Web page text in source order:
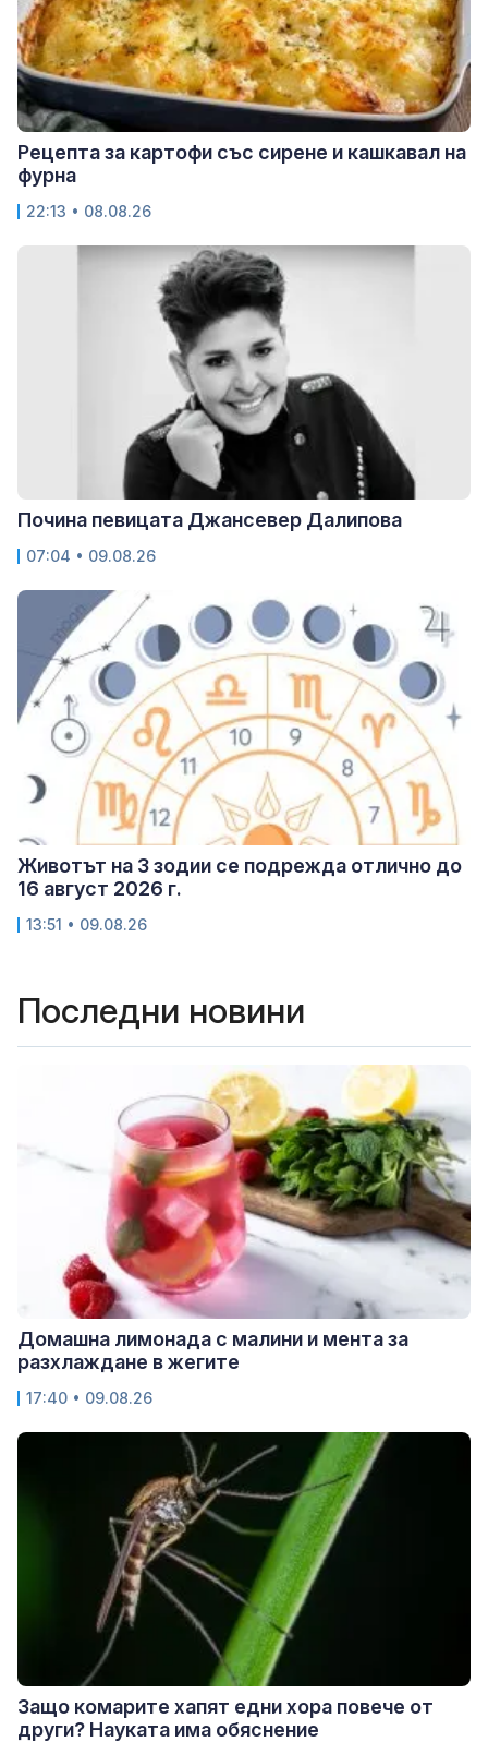
Рецепта за картофи със сирене и кашкавал на
фурна
22:13 • 08.08.26
Почина певицата Джансевер Далипова
07:04 • 09.08.26
Животът на 3 зодии се подрежда отлично до
16 август 2026 г.
13:51 • 09.08.26
Последни новини
Домашна лимонада с малини и мента за
разхлаждане в жегите
17:40 • 09.08.26
Защо комарите хапят едни хора повече от
други? Науката има обяснение